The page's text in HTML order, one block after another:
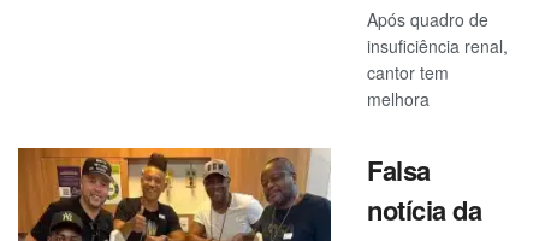
Após quadro de
insuficiência renal,
cantor tem
melhora
Falsa
notícia da